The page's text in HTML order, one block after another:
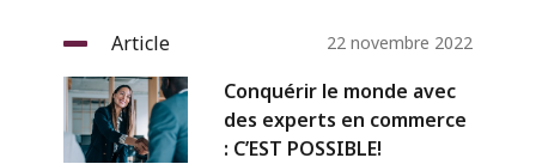
Article 22 novembre 2022
Conquérir le monde avec
des experts en commerce
: C’EST POSSIBLE!